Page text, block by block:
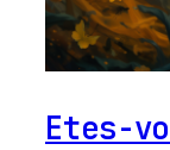
Etes-